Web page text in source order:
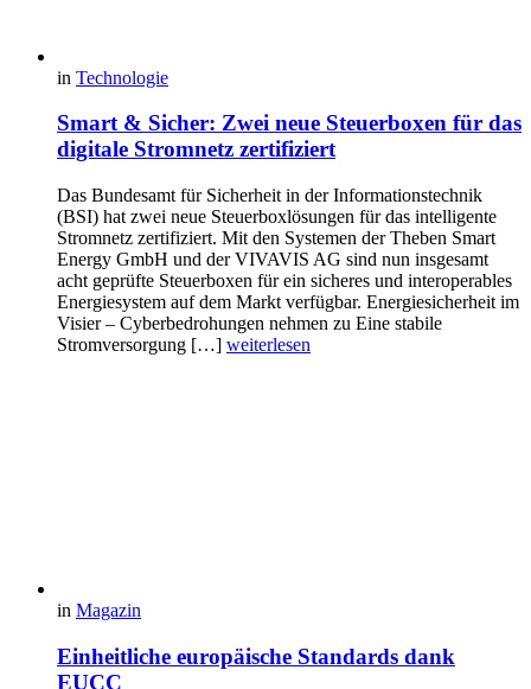
in Technologie
Smart & Sicher: Zwei neue Steuerboxen für das
digitale Stromnetz zertifiziert
Das Bundesamt für Sicherheit in der Informationstechnik
(BSI) hat zwei neue Steuerboxlösungen für das intelligente
Stromnetz zertifiziert. Mit den Systemen der Theben Smart
Energy GmbH und der VIVAVIS AG sind nun insgesamt
acht geprüfte Steuerboxen für ein sicheres und interoperables
Energiesystem auf dem Markt verfügbar. Energiesicherheit im
Visier – Cyberbedrohungen nehmen zu Eine stabile
Stromversorgung […] weiterlesen
in Magazin
Einheitliche europäische Standards dank
EUCC